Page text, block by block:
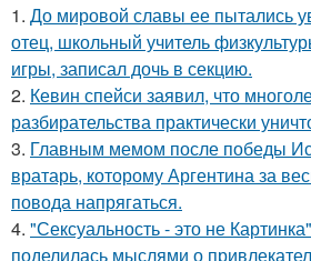
1. До мировой славы ее пытались
отец, школьный учитель
игры, записал дочь в секцию.
2. Кевин спейси заявил, что
разбирательства практически
3. Главным мемом после победы
вратарь, которому Аргентина за
повода напрягаться.
4. "Сексуальность - это не
поделилась мыслями о